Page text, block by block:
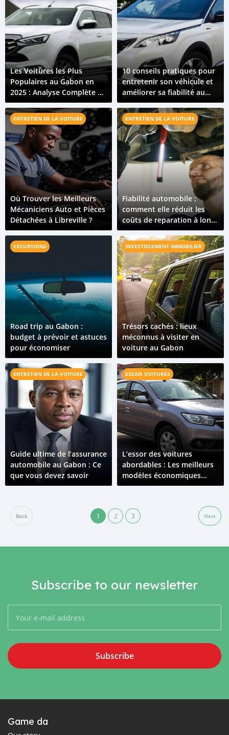
Les Voitures les Plus
Populaires au Gabon en
2025 : Analyse Complète du
Marché
10 conseils pratiques pour
entretenir son véhicule et
améliorer sa fiabilité au
Gabon
ENTRETIEN DE LA VOITURE
Où Trouver les Meilleurs
Mécaniciens Auto et Pièces
Détachées à Libreville ?
ENTRETIEN DE LA VOITURE
Fiabilité automobile :
comment elle réduit les
coûts de reparation à long
terme
EXCURSIONS
Road trip au Gabon :
budget à prévoir et astuces
pour économiser
INVESTISSEMENT IMMOBILIER
Trésors cachés : lieux
méconnus à visiter en
voiture au Gabon
ENTRETIEN DE LA VOITURE
Guide ultime de l’assurance
automobile au Gabon : Ce
que vous devez savoir
ESSAIS VOITURES
L’essor des voitures
abordables : Les meilleurs
modèles économiques
pour les conducteurs
Back 1 2 3 Next
Subscribe to our newsletter
Subscribe
Game da